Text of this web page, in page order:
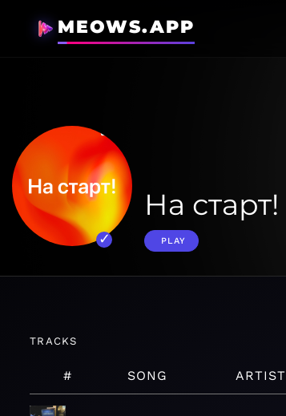
MEOWS.APP
На старт!
PLAY
TRACKS
# SONG ARTIST